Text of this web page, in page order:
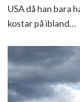
USA då han bara
kostar på ibland…